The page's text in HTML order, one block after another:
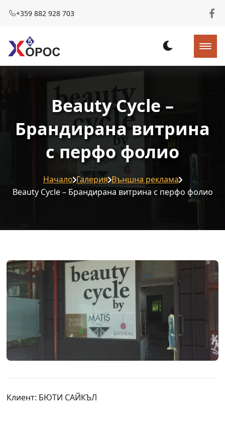
+359 882 928 703
Beauty Cycle –
Брандирана витрина
с перфо фолио
Начало Галерия Външна реклама
Beauty Cycle – Брандирана витрина с перфо фолио
Клиент: БЮТИ САЙКЪЛ